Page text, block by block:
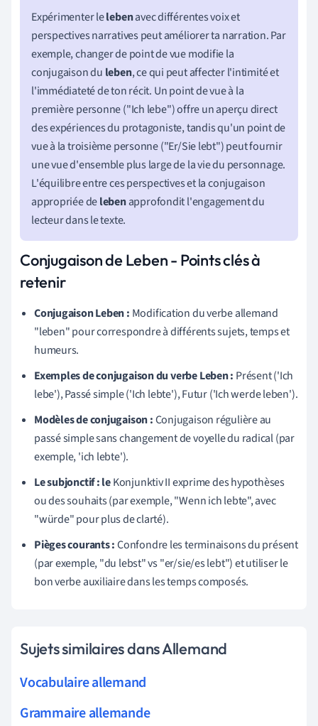
Expérimenter lelebenavec différentes voix et
perspectives narratives peut améliorer ta narration. Par
exemple, changer de point de vue modifie la
conjugaison du leben, ce qui peut affecter l'intimité et
l'immédiateté de ton récit. Un point de vue à la
première personne ("Ich lebe") offre un aperçu direct
des expériences du protagoniste, tandis qu'un point de
vue à la troisième personne ("Er/Sie lebt") peut fournir
une vue d'ensemble plus large de la vie du personnage.
L'équilibre entre ces perspectives et la conjugaison
appropriée delebenapprofondit l'engagement du
lecteur dans le texte.
Conjugaison de Leben - Points clés à
retenir
Conjugaison Leben : Modification du verbe allemand
"leben" pour correspondre à différents sujets, temps et
humeurs.
Exemples de conjugaison du verbe Leben : Présent ('Ich
lebe'), Passé simple ('Ich lebte'), Futur ('Ich werde leben').
Modèles de conjugaison :Conjugaison régulière au
passé simple sans changement de voyelle du radical (par
exemple, 'ich lebte').
Le subjonctif : leKonjunktiv II exprime des hypothèses
ou des souhaits (par exemple, "Wenn ich lebte", avec
"würde" pour plus de clarté).
Pièges courants :Confondre les terminaisons du présent
(par exemple, "du lebst" vs "er/sie/es lebt") et utiliser le
bon verbe auxiliaire dans les temps composés.
Sujets similaires dans Allemand
Vocabulaire allemand
Grammaire allemande